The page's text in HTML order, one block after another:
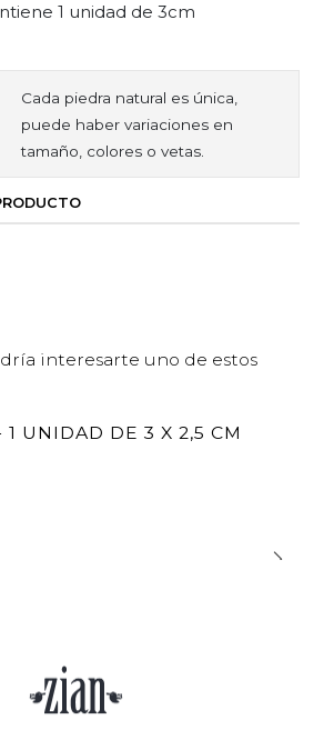
1 unidad de 3cm
Cada piedra natural es única,
puede haber variaciones en
tamaño, colores o vetas.
interesarte uno de estos
UNIDAD DE 3 X 2,5 CM